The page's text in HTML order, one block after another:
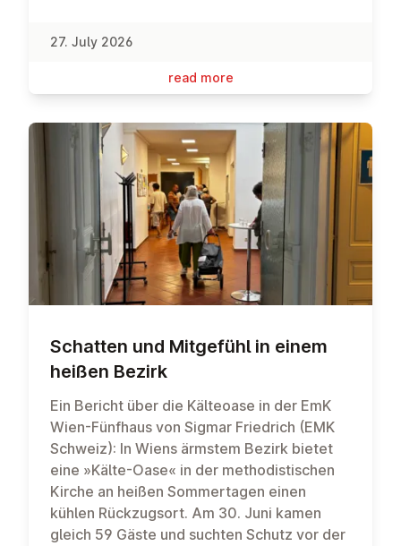
27. July 2026
read more
Schatten und Mitgefühl in einem
heißen Bezirk
Ein Bericht über die Kälteoase in der EmK
Wien-Fünfhaus von Sigmar Friedrich (EMK
Schweiz): In Wiens ärmstem Bezirk bietet
eine »Kälte-Oase« in der methodistischen
Kirche an heißen Sommertagen einen
kühlen Rückzugsort. Am 30. Juni kamen
gleich 59 Gäste und suchten Schutz vor der